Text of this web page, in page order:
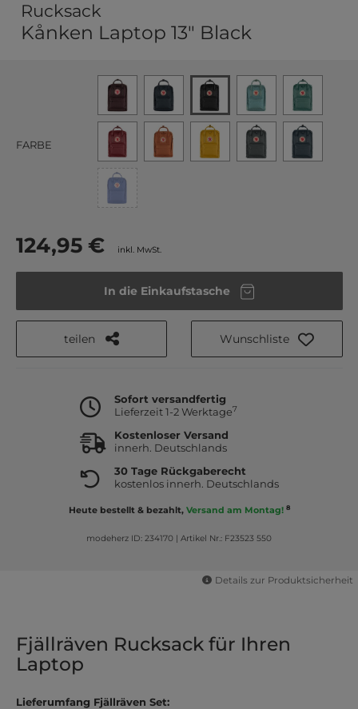
Rucksack
Kånken Laptop 13" Black
FARBE
124,95 € inkl. MwSt.
In die Einkaufstasche
teilen Wunschliste
Sofort versandfertig
Lieferzeit 1-2 Werktage7
Kostenloser Versand
innerh. Deutschlands
30 Tage Rückgaberecht
kostenlos innerh. Deutschlands
Heute bestellt & bezahlt, Versand am Montag! 8
modeherz ID: 234170 | Artikel Nr.: F23523 550
Details zur Produktsicherheit
Fjällräven Rucksack für Ihren
Laptop
Lieferumfang Fjällräven Set: